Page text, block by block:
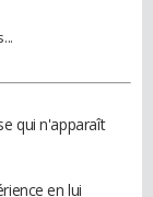
qui n'apparaît
en lui